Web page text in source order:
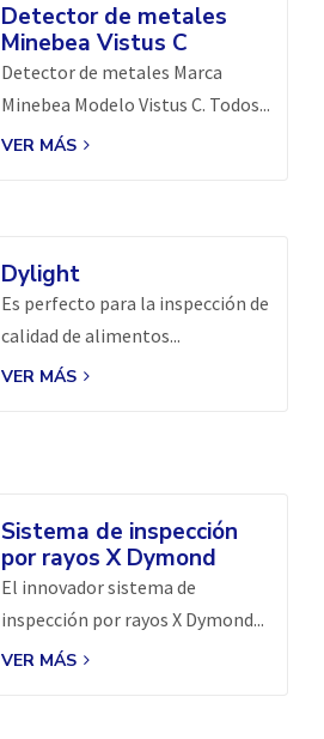
Detector de metales
Minebea Vistus C
Detector de metales Marca
Minebea Modelo Vistus C. Todos...
VER MÁS
Dylight
Es perfecto para la inspección de
calidad de alimentos...
VER MÁS
Sistema de inspección
por rayos X Dymond
El innovador sistema de
inspección por rayos X Dymond...
VER MÁS